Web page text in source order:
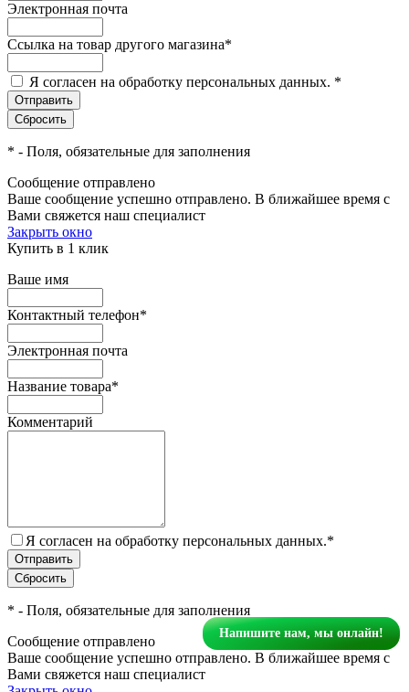
Электронная почта
Ссылка на товар другого магазина*
Я согласен на обработку персональных данных. *
* - Поля, обязательные для заполнения
Сообщение отправлено
Ваше сообщение успешно отправлено. В ближайшее время с
Вами свяжется наш специалист
Закрыть окно
Купить в 1 клик
Ваше имя
Контактный телефон*
Электронная почта
Название товара*
Комментарий
Я согласен на обработку персональных данных.*
* - Поля, обязательные для заполнения
Сообщение отправлено
Ваше сообщение успешно отправлено. В ближайшее время с
Вами свяжется наш специалист
Напишите нам, мы онлайн!